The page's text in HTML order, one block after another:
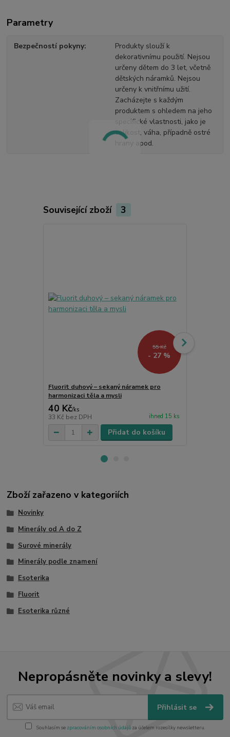
Parametry
Bezpečností pokyny
Produkty slouží k
dekorativnímu použití. Nejsou
určeny dětem do 3 let, včetně
dětských náramků. Nejsou
určeny k vnitřnímu užití.
Zacházejte s každým
produktem s ohledem na jeho
specifické vlastnosti, jako je
velikost, váha, případně ostré
hrany apod.
Související zboží 3
55 Kč
- 27 %
Fluorit duhový – sekaný náramek pro
harmonizaci těla a mysli
40 Kč/ks
33 Kč bez DPH ihned 15 ks
Přidat do košíku
Zboží zařazeno v kategoriích
Novinky
Minerály od A do Z
Surové minerály
Minerály podle znamení
Esoterika
Fluorit
Esoterika různé
Nepropásněte novinky a slevy!
Přihlásit se
Souhlasím se zpracováním osobních údajůza účelem rozesílky newsletteru.